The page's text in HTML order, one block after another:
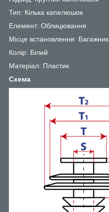
Тип: Кілька капелюшок
Елемент: Облицювання
Місце встановлення: Багажник
Колір: Білий
Матеріал: Пластик
Схема